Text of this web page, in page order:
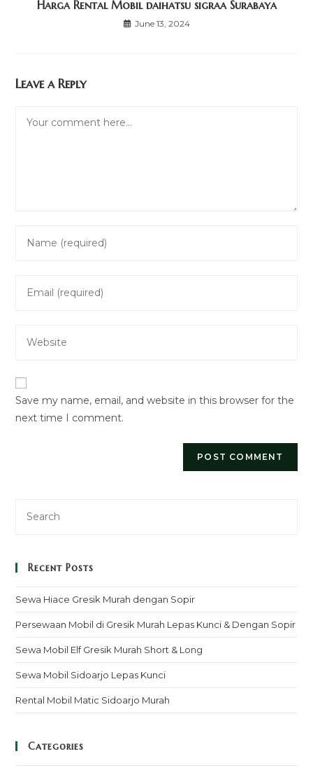
Harga Rental Mobil daihatsu sigraa Surabaya
June 13, 2024
Leave a Reply
comment
address
URL
(optional)
Save my name, email, and website in this browser for the
next time I comment.
Recent Posts
Sewa Hiace Gresik Murah dengan Sopir
Persewaan Mobil di Gresik Murah Lepas Kunci & Dengan Sopir
Sewa Mobil Elf Gresik Murah Short & Long
Sewa Mobil Sidoarjo Lepas Kunci
Rental Mobil Matic Sidoarjo Murah
Categories